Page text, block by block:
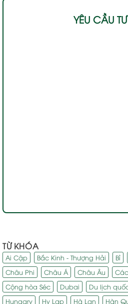
YÊU CẦU
TỪ KHÓA
Ai Cập Bắc Kinh - Thượng Hải Bỉ
Châu Phi
Châu Á Châu Âu
Cộng hòa Séc
Dubai Du lịch
Hungary
Hy Lạp Hà Lan Hàn